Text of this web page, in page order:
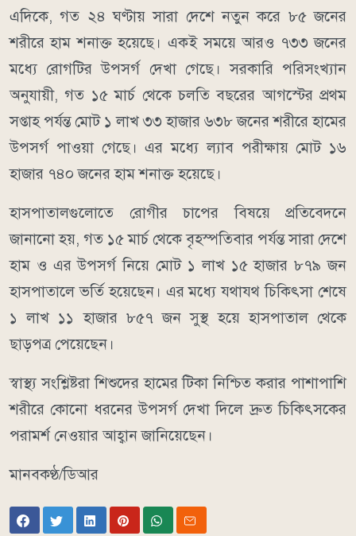
এদিকে, গত ২৪ ঘণ্টায় সারা দেশে নতুন করে ৮৫ জনের
শরীরে হাম শনাক্ত হয়েছে। একই সময়ে আরও ৭৩৩ জনের
মধ্যে রোগটির উপসর্গ দেখা গেছে। সরকারি পরিসংখ্যান
অনুযায়ী, গত ১৫ মার্চ থেকে চলতি বছরের আগস্টের প্রথম
সপ্তাহ পর্যন্ত মোট ১ লাখ ৩৩ হাজার ৬৩৮ জনের শরীরে হামের
উপসর্গ পাওয়া গেছে। এর মধ্যে ল্যাব পরীক্ষায় মোট ১৬
হাজার ৭৪০ জনের হাম শনাক্ত হয়েছে।
হাসপাতালগুলোতে রোগীর চাপের বিষয়ে প্রতিবেদনে
জানানো হয়, গত ১৫ মার্চ থেকে বৃহস্পতিবার পর্যন্ত সারা দেশে
হাম ও এর উপসর্গ নিয়ে মোট ১ লাখ ১৫ হাজার ৮৭৯ জন
হাসপাতালে ভর্তি হয়েছেন। এর মধ্যে যথাযথ চিকিৎসা শেষে
১ লাখ ১১ হাজার ৮৫৭ জন সুস্থ হয়ে হাসপাতাল থেকে
ছাড়পত্র পেয়েছেন।
স্বাস্থ্য সংশ্লিষ্টরা শিশুদের হামের টিকা নিশ্চিত করার পাশাপাশি
শরীরে কোনো ধরনের উপসর্গ দেখা দিলে দ্রুত চিকিৎসকের
পরামর্শ নেওয়ার আহ্বান জানিয়েছেন।
মানবকণ্ঠ/ডিআর